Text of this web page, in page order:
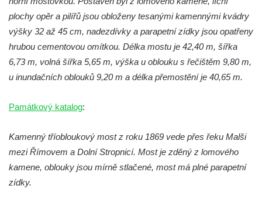
Torzo železničního mostu jižně od Janova
Torzo železničního mostu v Horním Jiřetíně
Viadukt na bývalé železniční trati Počerady-
Vrskmaň u Polerad
Silniční most nad železniční tratí u Žďáru
Duchcovský viadukt
plochy opěr a pilířů jsou obloženy tesanými kamennými kvádry
výšky 32 až 45 cm, nadezdívky a parapetní zídky jsou opatřeny
hrubou cementovou omítkou. Délka mostu je 42,40 m, šířka
6,73 m, volná šířka 5,65 m, výška u oblouku s řečištěm 9,80 m,
u inundačních oblouků 9,20 m a délka přemostění je 40,65 m.
Památkový katalog:
Kamenný tříobloukový most z roku 1869 vede přes řeku Malši
mezi Římovem a Dolní Stropnicí. Most je zděný z lomového
kamene, oblouky jsou mírně stlačené, most má plné parapetní
zídky.